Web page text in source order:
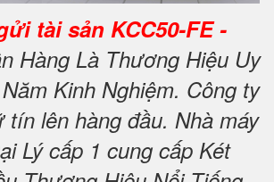
tài sản KCC50-FE -
Hàng Là Thương Hiệu Uy
Kinh Nghiệm. Công ty
tín lên hàng đầu. Nhà máy
Lý cấp 1 cung cấp Két